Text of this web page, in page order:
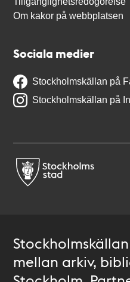
Om kakor på webbplatsen
Sociala medier
Stockholmskällan på
Stockholmskällan på
mellan arkiv,